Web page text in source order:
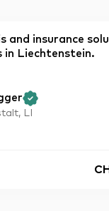
and insurance
Liechtenstein.
LI